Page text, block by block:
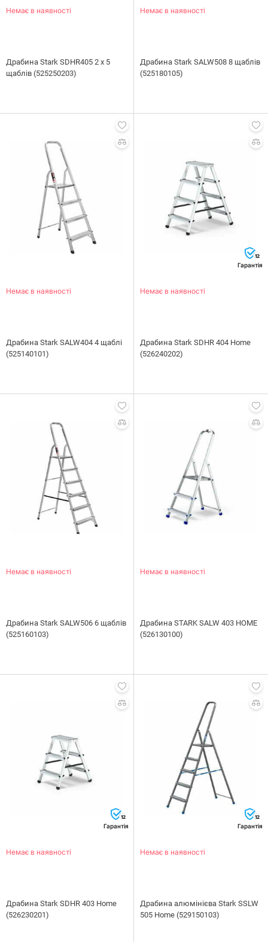
Немає в наявності
Драбина Stark SDHR405 2 х 5
щаблів (525250203)
Немає в наявності
Драбина Stark SALW508 8 щаблів
(525180105)
Немає в наявності
Драбина Stark SALW404 4 щаблі
(525140101)
12
Гарантія
Немає в наявності
Драбина Stark SDHR 404 Home
(526240202)
Немає в наявності
Драбина Stark SALW506 6 щаблів
(525160103)
Немає в наявності
Драбина STARK SALW 403 HOME
(526130100)
12
Гарантія
Немає в наявності
Драбина Stark SDHR 403 Home
(526230201)
12
Гарантія
Немає в наявності
Драбина алюмінієва Stark SSLW
505 Home (529150103)